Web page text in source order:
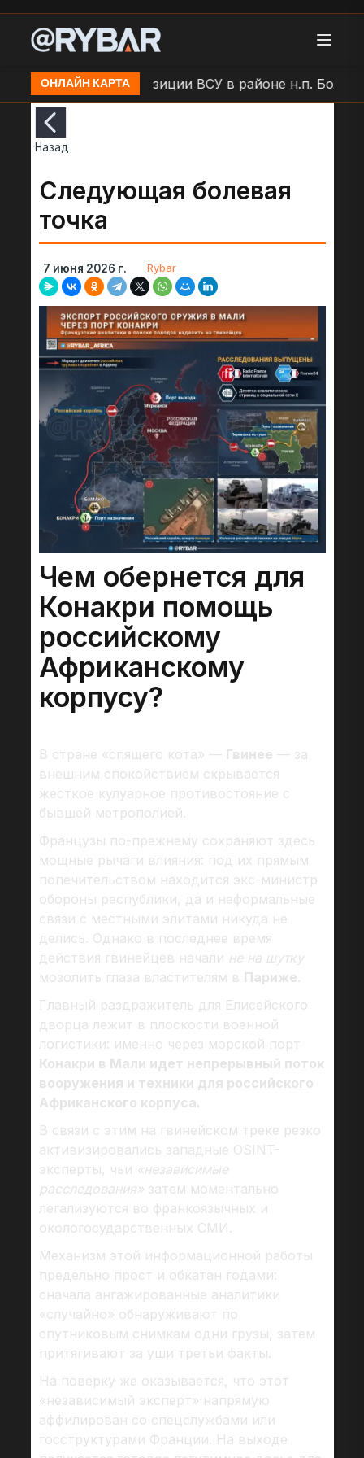
ОНЛАЙН КАРТА
Удар БЛА по позиции ВСУ в районе н.п. Большая
Назад
Следующая болевая
точка
7 июня 2026 г. Rybar
Чем обернется для
Конакри помощь
российскому
Африканскому
корпусу?
В стране «спящего кота» — Гвинее — за
внешним спокойствием скрывается
жесткое кулуарное противостояние с
бывшей метрополией.
Французы по-прежнему сохраняют здесь
мощные рычаги влияния: под их прямым
попечительством находится экс-министр
обороны республики, да и неформальные
связи с местными элитами никуда не
делись. Однако в последнее время
действия гвинейцев начали не на шутку
мозолить глаза властителям в Париже.
Главный раздражитель для Елисейского
дворца лежит в плоскости военной
логистики: именно через морской порт
Конакри в Мали идет непрерывный поток
вооружения и техники для российского
Африканского корпуса.
В связи с этим на гвинейском треке резко
активизировались западные OSINT-
эксперты, чьи «независимые
расследования»затем моментально
легализуются во франкоязычных и
окологосударственных СМИ.
Механизм этой информационной работы
предельно прост и обкатан годами:
сначала ангажированные аналитики
«случайно» обнаруживают по
спутниковым снимкам одни грузы, затем
притягивают за уши третьи факты.
На поверку же оказывается, что этот
«независимый эксперт» напрямую
аффилирован со спецслужбами или
госструктурами Франции. На выходе